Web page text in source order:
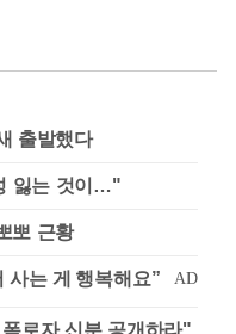
출발했다
잃는 것이…"
뽀 근황
로자 신분 공개하라"